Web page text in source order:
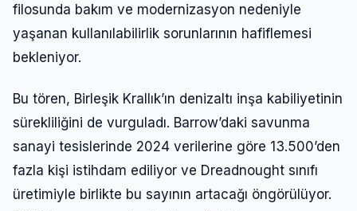
filosunda bakım ve modernizasyon nedeniyle
yaşanan kullanılabilirlik sorunlarının hafiflemesi
bekleniyor.
Bu tören, Birleşik Krallık’ın denizaltı inşa kabiliyetinin
sürekliliğini de vurguladı. Barrow’daki savunma
sanayi tesislerinde 2024 verilerine göre 13.500’den
fazla kişi istihdam ediliyor ve Dreadnought sınıfı
üretimiyle birlikte bu sayının artacağı öngörülüyor.